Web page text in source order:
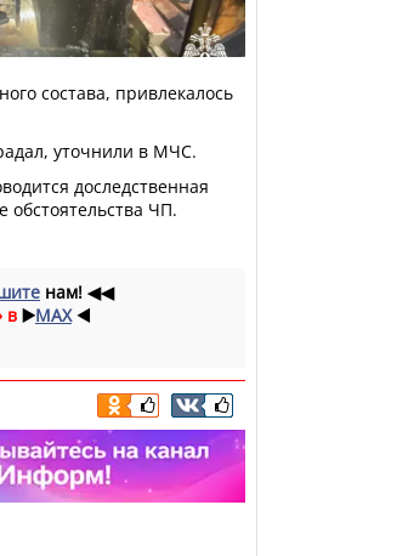
состава, привлекалось
уточнили в МЧС.
доследственная
ЧП.
нам! ◀◀
в ▶️MAX ◀️